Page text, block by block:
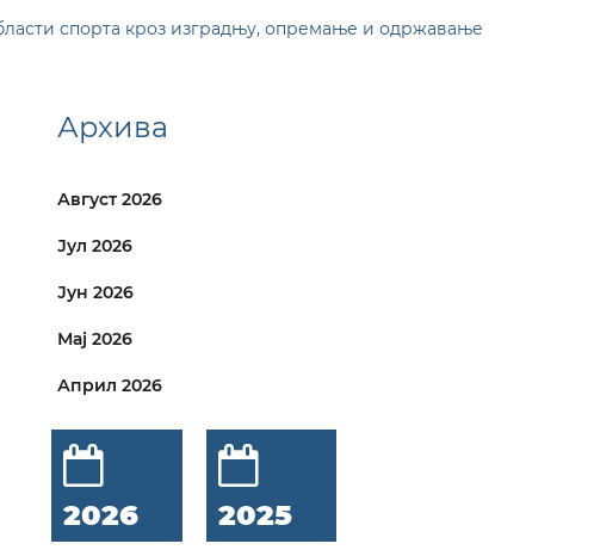
спорта кроз изградњу, опремање и одржавање
Архива
Август 2026
Јул 2026
Јун 2026
Мај 2026
Април 2026
2026 2025